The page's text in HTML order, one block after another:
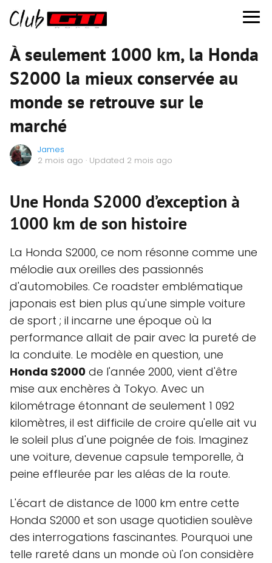
À seulement 1000 km, la Honda
S2000 la mieux conservée au
monde se retrouve sur le
marché
James
2 mois ago · Updated 2 mois ago
Une Honda S2000 d’exception à
1000 km de son histoire
La Honda S2000, ce nom résonne comme une
mélodie aux oreilles des passionnés
d'automobiles. Ce roadster emblématique
japonais est bien plus qu'une simple voiture
de sport ; il incarne une époque où la
performance allait de pair avec la pureté de
la conduite. Le modèle en question, une
Honda S2000 de l'année 2000, vient d'être
mise aux enchères à Tokyo. Avec un
kilométrage étonnant de seulement 1 092
kilomètres, il est difficile de croire qu'elle ait vu
le soleil plus d'une poignée de fois. Imaginez
une voiture, devenue capsule temporelle, à
peine effleurée par les aléas de la route.
L'écart de distance de 1000 km entre cette
Honda S2000 et son usage quotidien soulève
des interrogations fascinantes. Pourquoi une
telle rareté dans un monde où l'on considère